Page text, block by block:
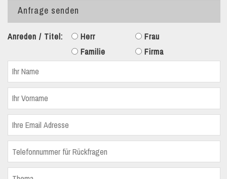
Anfrage senden
Anreden / Titel: Herr
Frau
Familie
Firma